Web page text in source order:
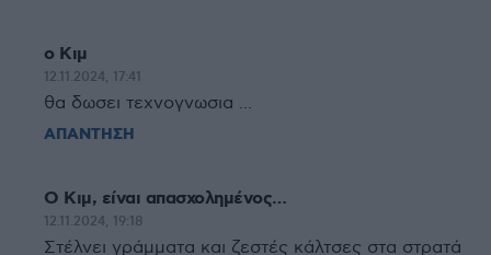
ο Κιμ
12.11.2024, 17:41
θα δωσει τεχνογνωσια ...
ΑΠΑΝΤΗΣΗ
Ο Κιμ, είναι απασχολημένος…
12.11.2024, 19:18
Στέλνει γράμματα και ζεστές κάλτσες στα στρατά